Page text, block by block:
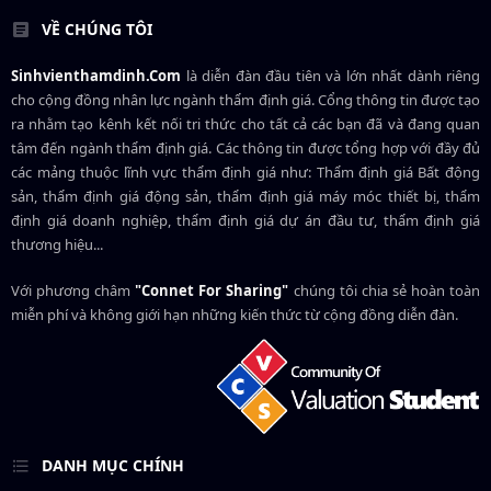
VỀ CHÚNG TÔI
Sinhvienthamdinh.Com là diễn đàn đầu tiên và lớn nhất dành riêng
cho cộng đồng nhân lực ngànhthẩm định giá. Cổng thông tin được tạo
ra nhằm tạo kênh kết nối tri thức cho tất cả các bạn đã và đang quan
tâm đến ngành thẩm định giá. Các thông tin được tổng hợp với đầy đủ
các mảng thuộc lĩnh vực thẩm định giá như: Thẩm định giá Bất động
sản, thẩm định giá động sản, thẩm định giá máy móc thiết bị, thẩm
định giá doanh nghiệp, thẩm định giá dự án đầu tư, thẩm định giá
thương hiệu...
Với phương châm"Connet For Sharing" chúng tôi chia sẻ hoàn toàn
miễn phí và không giới hạn những kiến thức từ cộng đồng diễn đàn.
DANH MỤC CHÍNH